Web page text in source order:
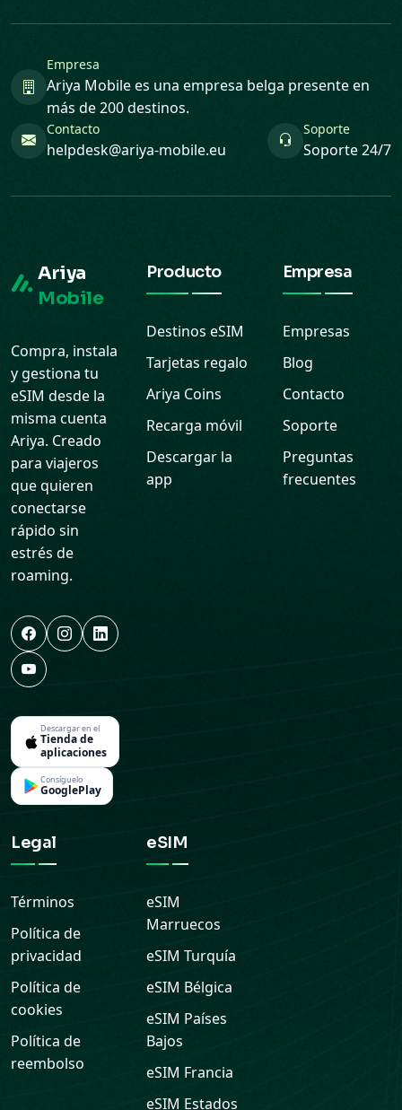
Empresa
Ariya Mobile es una empresa belga presente en
más de 200 destinos.
Contacto
helpdesk@ariya-mobile.eu
Soporte
Soporte 24/7
Ariya
Mobile
Compra, instala
y gestiona tu
eSIM desde la
misma cuenta
Ariya. Creado
para viajeros
que quieren
conectarse
rápido sin
estrés de
roaming.
Descargar en el
Tienda de
aplicaciones
Consíguelo
GooglePlay
Producto
Destinos eSIM
Tarjetas regalo
Ariya Coins
Recarga móvil
Descargar la
app
Empresa
Empresas
Blog
Contacto
Soporte
Preguntas
frecuentes
Legal
Términos
Política de
privacidad
Política de
cookies
Política de
reembolso
eSIM
eSIM
Marruecos
eSIMTurquía
eSIM Bélgica
eSIM Países
Bajos
eSIM Francia
eSIM Estados